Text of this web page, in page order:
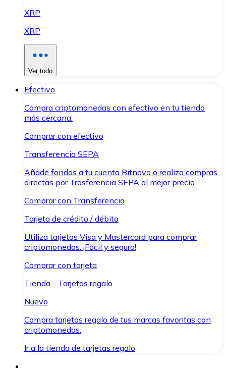
XRP
XRP
Ver todo
Efectivo
Compra criptomonedas con efectivo en tu tienda
más cercana.
Comprar con efectivo
Transferencia SEPA
Añade fondos a tu cuenta Bitnovo o realiza compras
directas por Trasferencia SEPA al mejor precio.
Comprar con Transferencia
Tarjeta de crédito / débito
Utiliza tarjetas Visa y Mastercard para comprar
criptomonedas. ¡Fácil y seguro!
Comprar con tarjeta
Tienda - Tarjetas regalo
Nuevo
Compra tarjetas regalo de tus marcas favoritas con
criptomonedas.
Ir a la tienda de tarjetas regalo